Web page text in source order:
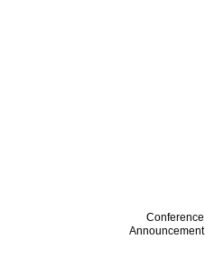
Conference
Announcement